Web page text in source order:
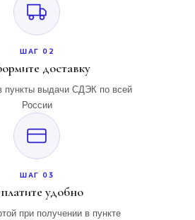
ШАГ 02
доставку
пункты выдачи СДЭК по всей
России
ШАГ 03
удобно
при получении в пункте